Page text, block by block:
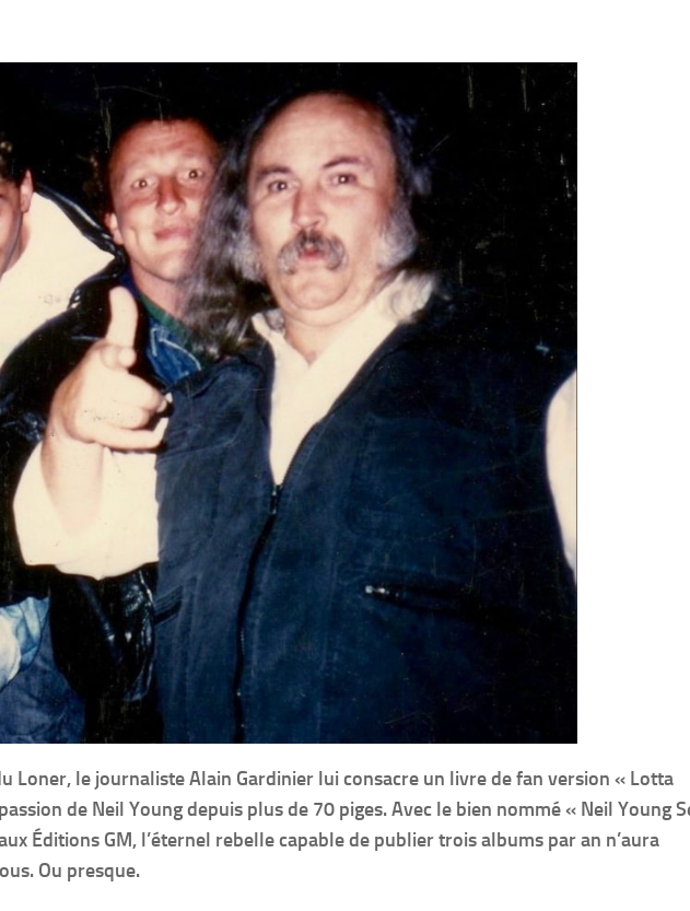
Loner, le journaliste Alain Gardinier lui consacre un livre de fan version « Lotta
de Neil Young depuis plus de 70 piges. Avec le bien nommé « Neil Young
Éditions GM, l’éternel rebelle capable de publier trois albums par an n’aura
Ou presque.